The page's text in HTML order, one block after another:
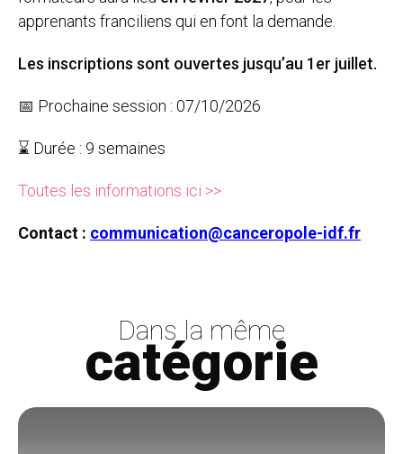
apprenants franciliens qui en font la demande.
Les inscriptions sont ouvertes jusqu’au 1er juillet.
📅 Prochaine session : 07/10/2026
⌛️ Durée : 9 semaines
Toutes les informations ici >>
Contact : communication@canceropole-idf.fr
Dans la même
catégorie